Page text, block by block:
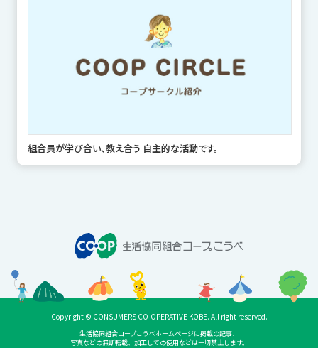
組合員が学び合い、教え合う 自主的な活動です。
Copyright © CONSUMERS CO-OPERATIVE KOBE. All right reserved.
生活協同組合コープこうべホームページに掲載の記事、
写真などの無断転載、加工しての使用などは一切禁止します。